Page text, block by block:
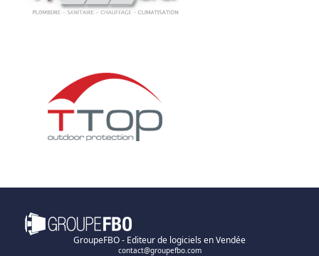
GroupeFBO - Editeur de logiciels en Vendée
contact@groupefbo.com